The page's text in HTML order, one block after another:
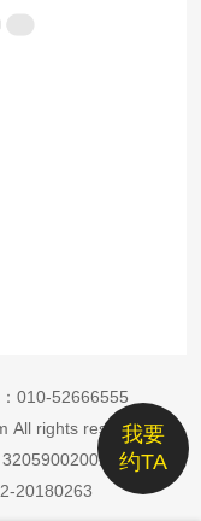
我要
约TA
010-52666555
All rights reserved
号
20180263